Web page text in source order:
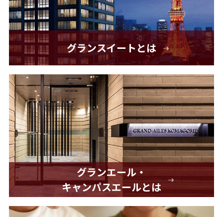
グランスイートとは
グランエール・
キャンパスエールとは